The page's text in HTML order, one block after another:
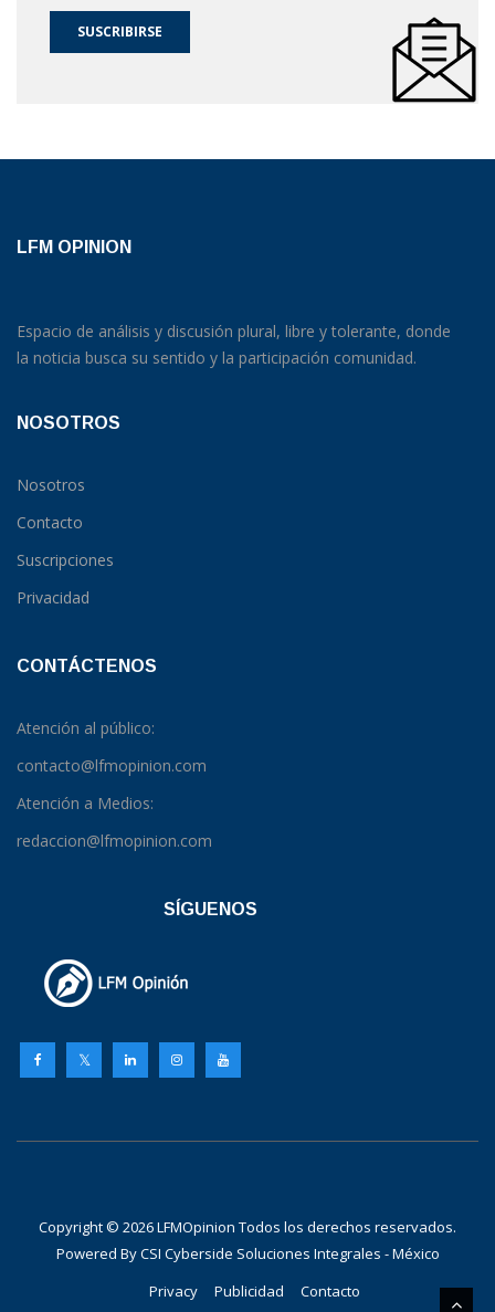
SUSCRIBIRSE
LFM OPINION
Espacio de análisis y discusión plural, libre y tolerante, donde
la noticia busca su sentido y la participación comunidad.
NOSOTROS
Nosotros
Contacto
Suscripciones
Privacidad
CONTÁCTENOS
Atención al público:
contacto@lfmopinion.com
Atención a Medios:
redaccion@lfmopinion.com
SÍGUENOS
Copyright © 2026 LFMOpinion Todos los derechos reservados.
Powered ByCSI Cyberside Soluciones Integrales - México
Privacy
Publicidad Contacto